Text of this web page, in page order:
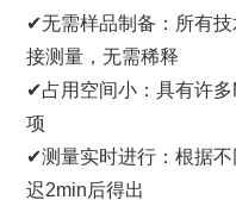
✔无需样品制备：所有
接测量，无需稀释
✔占用空间小：具有许
项
✔测量实时进行：根据
迟2min后得出